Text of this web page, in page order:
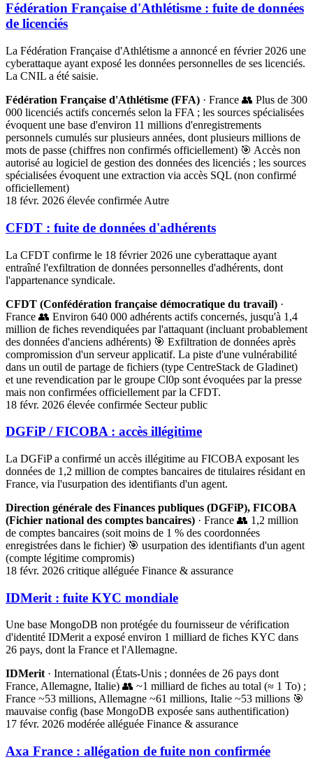
Fédération Française d'Athlétisme : fuite de données
de licenciés
La Fédération Française d'Athlétisme a annoncé en février 2026 une
cyberattaque ayant exposé les données personnelles de ses licenciés.
La CNIL a été saisie.
Fédération Française d'Athlétisme (FFA) · France 👥 Plus de 300
000 licenciés actifs concernés selon la FFA ; les sources spécialisées
évoquent une base d'environ 11 millions d'enregistrements
personnels cumulés sur plusieurs années, dont plusieurs millions de
mots de passe (chiffres non confirmés officiellement) 🎯 Accès non
autorisé au logiciel de gestion des données des licenciés ; les sources
spécialisées évoquent une extraction via accès SQL (non confirmé
officiellement)
18 févr. 2026 élevée confirmée Autre
CFDT : fuite de données d'adhérents
La CFDT confirme le 18 février 2026 une cyberattaque ayant
entraîné l'exfiltration de données personnelles d'adhérents, dont
l'appartenance syndicale.
CFDT (Confédération française démocratique du travail) ·
France 👥 Environ 640 000 adhérents actifs concernés, jusqu'à 1,4
million de fiches revendiquées par l'attaquant (incluant probablement
des données d'anciens adhérents) 🎯 Exfiltration de données après
compromission d'un serveur applicatif. La piste d'une vulnérabilité
dans un outil de partage de fichiers (type CentreStack de Gladinet)
et une revendication par le groupe Cl0p sont évoquées par la presse
mais non confirmées officiellement par la CFDT.
18 févr. 2026 élevée confirmée Secteur public
DGFiP / FICOBA : accès illégitime
La DGFiP a confirmé un accès illégitime au FICOBA exposant les
données de 1,2 million de comptes bancaires de titulaires résidant en
France, via l'usurpation des identifiants d'un agent.
Direction générale des Finances publiques (DGFiP), FICOBA
(Fichier national des comptes bancaires) · France 👥 1,2 million
de comptes bancaires (soit moins de 1 % des coordonnées
enregistrées dans le fichier) 🎯 usurpation des identifiants d'un agent
(compte légitime compromis)
18 févr. 2026 critique alléguée Finance & assurance
IDMerit : fuite KYC mondiale
Une base MongoDB non protégée du fournisseur de vérification
d'identité IDMerit a exposé environ 1 milliard de fiches KYC dans
26 pays, dont la France et l'Allemagne.
IDMerit · International (États-Unis ; données de 26 pays dont
France, Allemagne, Italie) 👥 ~1 milliard de fiches au total (≈ 1 To) ;
France ~53 millions, Allemagne ~61 millions, Italie ~53 millions 🎯
mauvaise config (base MongoDB exposée sans authentification)
17 févr. 2026 modérée alléguée Finance & assurance
Axa France : allégation de fuite non confirmée